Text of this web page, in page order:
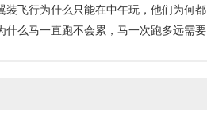
伟被叫嘎子哥
装飞行为什么只能在中午玩，他们为何都
在张家界天门山玩？
什么马一直跑不会累，马一次跑多远需要